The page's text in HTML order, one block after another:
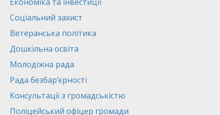
Соціальний захист
Ветеранська політика
Дошкільна освіта
Молодіжна рада
Рада безбар’єрності
Консультації з громадськістю
Поліцейський офіцер громади